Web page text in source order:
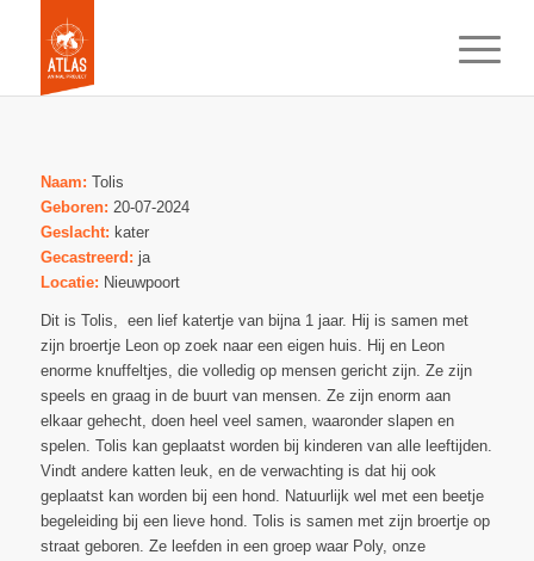
Naam: Tolis
Geboren: 20-07-2024
Geslacht: kater
Gecastreerd: ja
Locatie: Nieuwpoort
Dit is Tolis, een lief katertje van bijna 1 jaar. Hij is samen met
zijn broertje Leon op zoek naar een eigen huis. Hij en Leon
enorme knuffeltjes, die volledig op mensen gericht zijn. Ze zijn
speels en graag in de buurt van mensen. Ze zijn enorm aan
elkaar gehecht, doen heel veel samen, waaronder slapen en
spelen. Tolis kan geplaatst worden bij kinderen van alle leeftijden.
Vindt andere katten leuk, en de verwachting is dat hij ook
geplaatst kan worden bij een hond. Natuurlijk wel met een beetje
begeleiding bij een lieve hond. Tolis is samen met zijn broertje op
straat geboren. Ze leefden in een groep waar Poly, onze